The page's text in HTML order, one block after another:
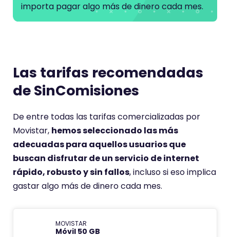
importa pagar algo más de dinero cada mes.
Las tarifas recomendadas
de SinComisiones
De entre todas las tarifas comercializadas por
Movistar, hemos seleccionado las más
adecuadas para aquellos usuarios que
buscan disfrutar de un servicio de internet
rápido, robusto y sin fallos, incluso si eso implica
gastar algo más de dinero cada mes.
MOVISTAR
Móvil 50 GB